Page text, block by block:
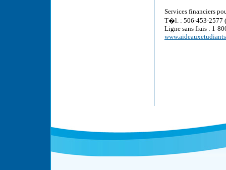
Services financiers
T�l. : 506-453-2577
Ligne sans frais : 1-